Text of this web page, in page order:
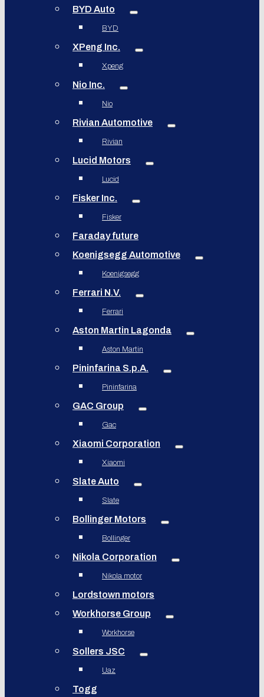
BYD Auto
BYD
XPeng Inc.
Xpeng
Nio Inc.
Nio
Rivian Automotive
Rivian
Lucid Motors
Lucid
Fisker Inc.
Fisker
Faraday future
Koenigsegg Automotive
Koenigsegg
Ferrari N.V.
Ferrari
Aston Martin Lagonda
Aston Martin
Pininfarina S.p.A.
Pininfarina
GAC Group
Gac
Xiaomi Corporation
Xiaomi
Slate Auto
Slate
Bollinger Motors
Bollinger
Nikola Corporation
Nikola motor
Lordstown motors
Workhorse Group
Workhorse
Sollers JSC
Uaz
Togg